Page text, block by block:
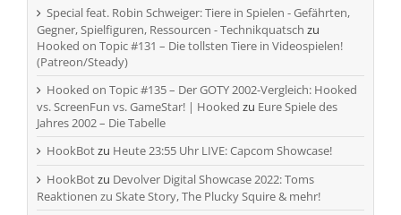
Special feat. Robin Schweiger: Tiere in Spielen - Gefährten,
Gegner, Spielfiguren, Ressourcen - Technikquatsch zu
Hooked on Topic #131 – Die tollsten Tiere in Videospielen!
(Patreon/Steady)
Hooked on Topic #135 – Der GOTY 2002-Vergleich: Hooked
vs. ScreenFun vs. GameStar! | Hooked zu Eure Spiele des
Jahres 2002 – Die Tabelle
HookBotzu Heute 23:55 Uhr LIVE: Capcom Showcase!
HookBotzu Devolver Digital Showcase 2022: Toms
Reaktionen zu Skate Story, The Plucky Squire & mehr!